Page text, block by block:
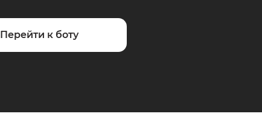
Перейти к боту